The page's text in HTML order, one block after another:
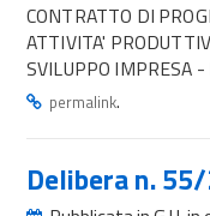
CONTRATTO DI
ATTIVITA'
SVILUPPO IMPRESA
permalink.
Delibera n.